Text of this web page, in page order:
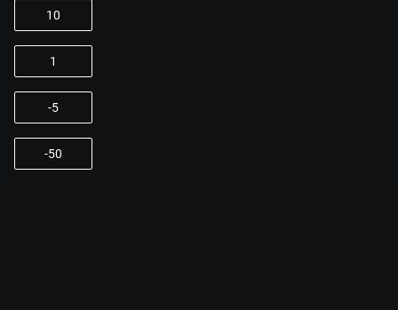
10
1
-5
-50